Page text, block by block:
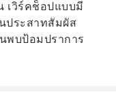
เวิร์คช็อปแบบมี
ประสาทสัมผัส
พบป้อมปราการ